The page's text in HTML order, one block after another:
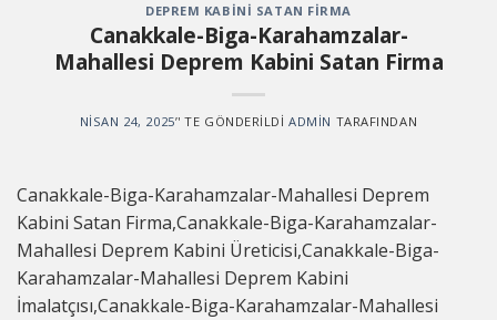
DEPREM KABINI SATAN FIRMA
Canakkale-Biga-Karahamzalar-
Mahallesi Deprem Kabini Satan Firma
NISAN 24, 2025’' TE GÖNDERILDI ADMIN TARAFINDAN
Canakkale-Biga-Karahamzalar-Mahallesi Deprem
Kabini Satan Firma,Canakkale-Biga-Karahamzalar-
Mahallesi Deprem Kabini Üreticisi,Canakkale-Biga-
Karahamzalar-Mahallesi Deprem Kabini
İmalatçısı,Canakkale-Biga-Karahamzalar-Mahallesi